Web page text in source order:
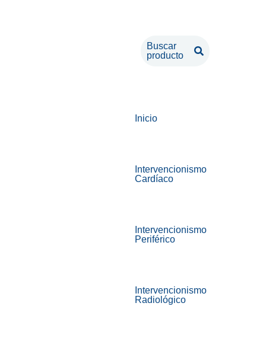
Buscar
producto
Inicio
Intervencionismo
Cardíaco
Intervencionismo
Periférico
Intervencionismo
Radiológico